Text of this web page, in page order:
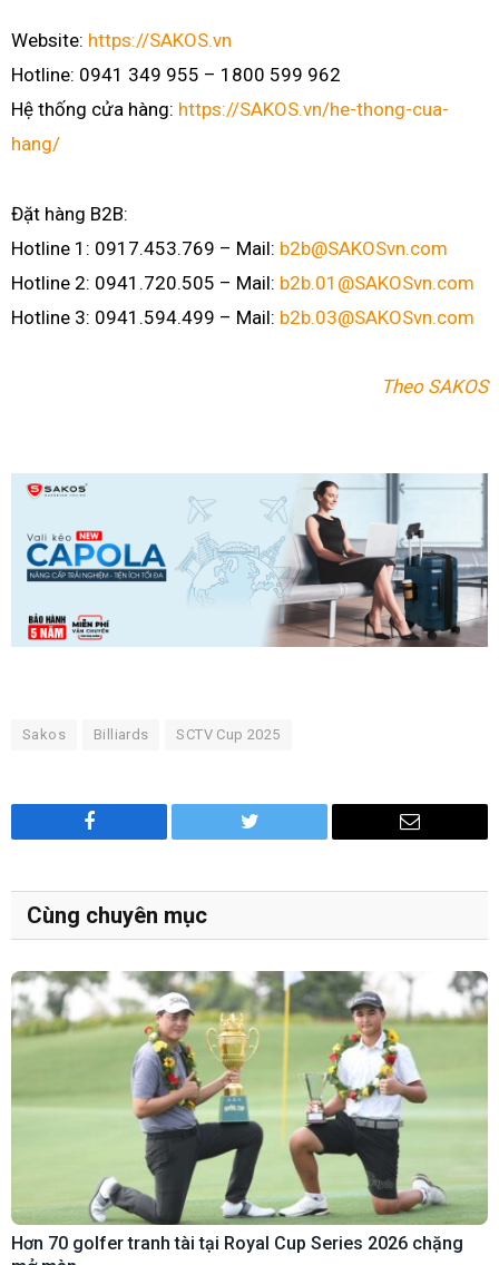
Website: https://SAKOS.vn
Hotline: 0941 349 955 – 1800 599 962
Hệ thống cửa hàng: https://SAKOS.vn/he-thong-cua-
hang/
Đặt hàng B2B:
Hotline 1: 0917.453.769 – Mail: b2b@SAKOSvn.com
Hotline 2: 0941.720.505 – Mail: b2b.01@SAKOSvn.com
Hotline 3: 0941.594.499 – Mail: b2b.03@SAKOSvn.com
Theo SAKOS
Sakos Billiards SCTV Cup 2025
Facebook Twitter Email
Cùng chuyên mục
Hơn 70 golfer tranh tài tại Royal Cup Series 2026 chặng